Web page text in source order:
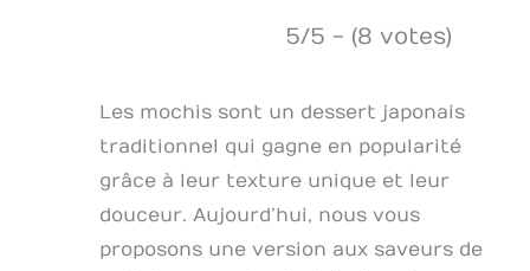
5/5 - (8 votes)
Les mochis sont un dessert japonais
traditionnel qui gagne en popularité
grâce à leur texture unique et leur
douceur. Aujourd’hui, nous vous
proposons une version aux saveurs de